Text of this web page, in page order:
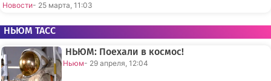
Новости- 25 марта, 11:03
НЬЮМ ТАСС
НЬЮМ: Поехали в космос!
Ньюм- 29 апреля, 12:04